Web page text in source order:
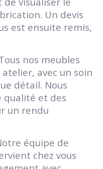
Un devis
est ensuite remis,
nos meubles
atelier, avec un soin
détail. Nous
qualité et des
un rendu
équipe de
chez vous